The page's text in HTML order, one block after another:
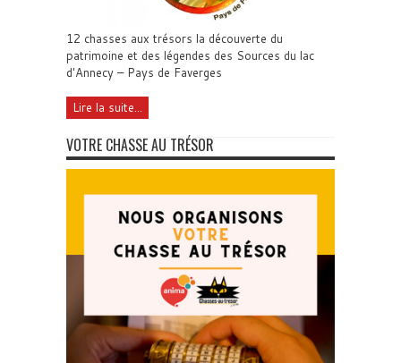
12 chasses aux trésors la découverte du
patrimoine et des légendes des Sources du lac
d'Annecy – Pays de Faverges
Lire la suite...
VOTRE CHASSE AU TRÉSOR